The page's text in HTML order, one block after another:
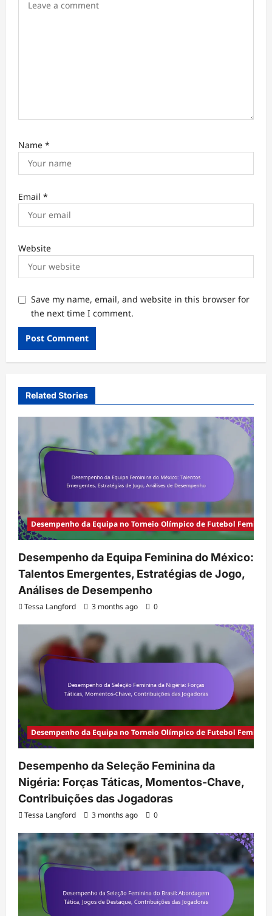
Name *
Email *
Website
Save my name, email, and website in this browser for
the next time I comment.
Related Stories
Desempenho da Equipa no Torneio Olímpico de Futebol Feminino
Desempenho da Equipa Feminina do México:
Talentos Emergentes, Estratégias de Jogo,
Análises de Desempenho
Tessa Langford 3 months ago 0
Desempenho da Equipa no Torneio Olímpico de Futebol Feminino
Desempenho da Seleção Feminina da
Nigéria: Forças Táticas, Momentos-Chave,
Contribuições das Jogadoras
Tessa Langford 3 months ago 0